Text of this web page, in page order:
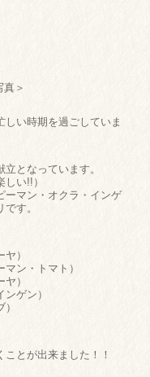
真＞
い時期を過ごしていま
となっています。
い!!）
ーマン・オクラ・インゲ
す。
）
ン・トマト）
）
ゲン）
とが出来ました！！